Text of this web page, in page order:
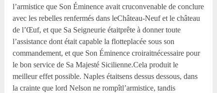
l’armistice que Son Éminence avait cruconvenable de conclure
avec les rebelles renfermés dans leChâteau-Neuf et le château
de l’Œuf, et que Sa Seigneurie étaitprête à donner toute
l’assistance dont était capable la flotteplacée sous son
commandement, et que Son Éminence croiraitnécessaire pour
le bon service de Sa Majesté Sicilienne.Cela produit le
meilleur effet possible. Naples étaitsens dessus dessous, dans
la crainte que lord Nelson ne rompîtl’armistice, tandis